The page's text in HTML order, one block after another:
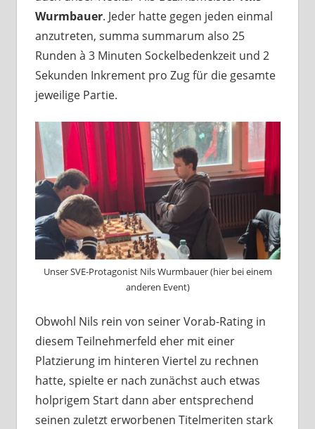
Wurmbauer. Jeder hatte gegen jeden einmal
anzutreten, summa summarum also 25
Runden à 3 Minuten Sockelbedenkzeit und 2
Sekunden Inkrement pro Zug für die gesamte
jeweilige Partie.
Unser SVE-Protagonist Nils Wurmbauer (hier bei einem
anderen Event)
Obwohl Nils rein von seiner Vorab-Rating in
diesem Teilnehmerfeld eher mit einer
Platzierung im hinteren Viertel zu rechnen
hatte, spielte er nach zunächst auch etwas
holprigem Start dann aber entsprechend
seinen zuletzt erworbenen Titelmeriten stark